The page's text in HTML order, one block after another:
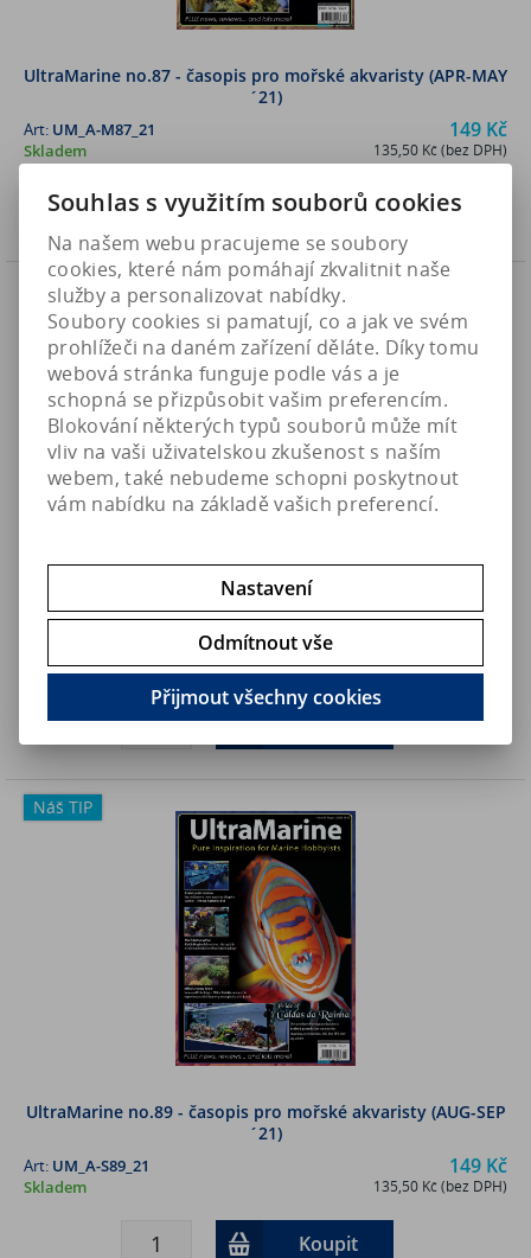
UltraMarine no.87 - časopis pro mořské akvaristy (APR-MAY
´21)
149 Kč
135,50 Kč (bez DPH)
Art: UM_A-M87_21
Skladem
Koupit
Náš TIP
UltraMarine no.88 - časopis pro mořské akvaristy (JUN-JUL
´21)
135,50 Kč (bez DPH)
Skladem
Koupit
Náš TIP
UltraMarine no.89 - časopis pro mořské akvaristy (AUG-SEP
´21)
149 Kč
135,50 Kč (bez DPH)
Art: UM_A-S89_21
Skladem
Koupit
Souhlas s využitím souborů cookies
Na našem webu pracujeme se soubory
cookies, které nám pomáhají zkvalitnit naše
služby a personalizovat nabídky.
Soubory cookies si pamatují, co a jak ve svém
prohlížeči na daném zařízení děláte. Díky tomu
webová stránka funguje podle vás a je
schopná se přizpůsobit vašim preferencím.
Blokování některých typů souborů může mít
vliv na vaši uživatelskou zkušenost s naším
webem, také nebudeme schopni poskytnout
vám nabídku na základě vašich preferencí.
Nastavení
Odmítnout vše
Přijmout všechny cookies